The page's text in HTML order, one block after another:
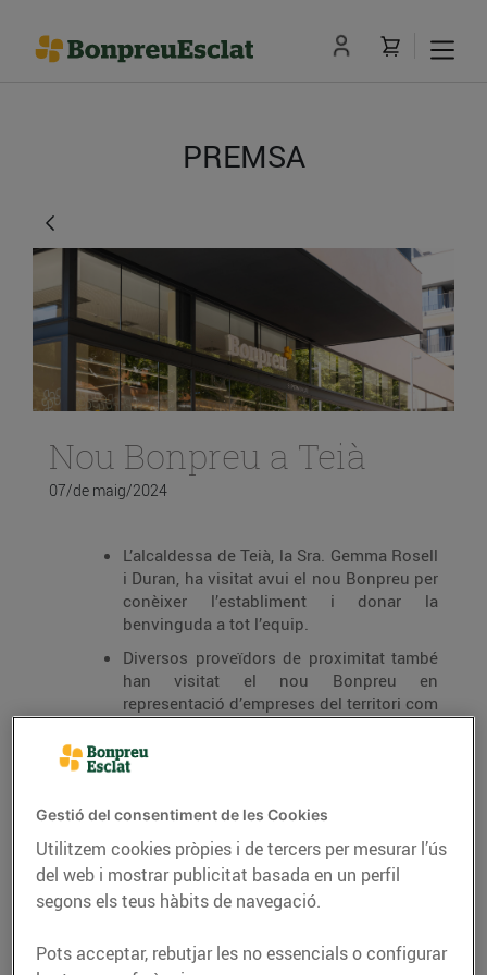
PREMSA
Nou Bonpreu a Teià
07/de maig/2024
L’alcaldessa de Teià, la Sra. Gemma Rosell
i Duran, ha visitat avui el nou Bonpreu per
conèixer l’establiment i donar la
benvinguda a tot l’equip.
Diversos proveïdors de proximitat també
han visitat el nou Bonpreu en
representació d’empreses del territori com
Conca de la Tordera i Espinaler.
de 820m2, ha suposat una inversió de
pàrquing, que comptarà amb places amb
carregadors per a vehicles elèctrics.
Aquest nou supermercat, com tots els
producte fresc de qualitat i de km0, preus
Gestió del consentiment de les Cookies
Utilitzem cookies pròpies i de tercers per mesurar l’ús
del web i mostrar publicitat basada en un perfil
segons els teus hàbits de navegació.
Pots acceptar, rebutjar les no essencials o configurar